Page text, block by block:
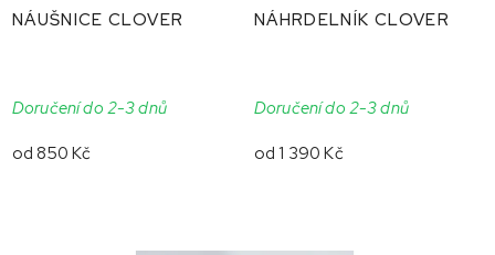
NÁUŠNICE CLOVER
Doručení do 2-3 dnů
od 850 Kč
NÁHRDELNÍK CLOVER
Doručení do 2-3 dnů
od 1 390 Kč